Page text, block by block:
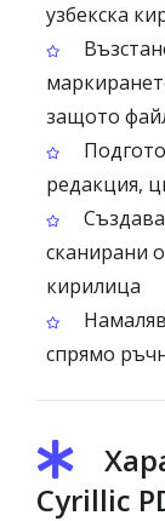
узбекска
защото
редакция,
сканирани
кирилица
спрямо
Cyrillic